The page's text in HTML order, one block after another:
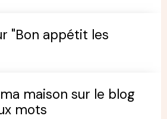
"Bon appétit les
maison sur le blog
mots